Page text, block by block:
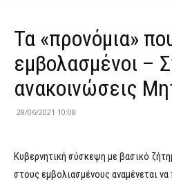
Τα «προνόμια»
εμβολασμένοι –
ανακοινώσεις
28/06/2021 10:08
Κυβερνητική σύσκεψη με βασικό
στους εμβολιασμένους αναμένεται